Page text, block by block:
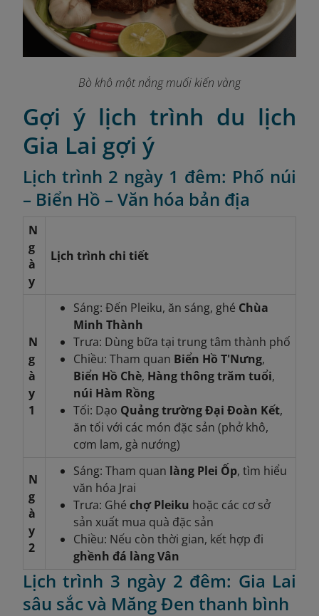
Bò khô một nắng muối kiến vàng
Gợi ý lịch trình du lịch
Gia Lai gợi ý
Lịch trình 2 ngày 1 đêm: Phố núi
– Biển Hồ – Văn hóa bản địa
N
g
à
y
Lịch trình chi tiết
N
g
à
y
1
Sáng: Đến Pleiku, ăn sáng, ghé Chùa
Minh Thành
Trưa: Dùng bữa tại trung tâm thành phố
Chiều: Tham quan Biển Hồ T'Nưng,
Biển Hồ Chè, Hàng thông trăm tuổi,
núi Hàm Rồng
Tối: Dạo Quảng trường Đại Đoàn Kết,
ăn tối với các món đặc sản (phở khô,
cơm lam, gà nướng)
N
g
à
y
2
Sáng: Tham quan làng Plei Ốp, tìm hiểu
văn hóa Jrai
Trưa: Ghé chợ Pleiku hoặc các cơ sở
sản xuất mua quà đặc sản
Chiều: Nếu còn thời gian, kết hợp đi
ghềnh đá làng Vân
Lịch trình 3 ngày 2 đêm: Gia Lai
sâu sắc và Măng Đen thanh bình